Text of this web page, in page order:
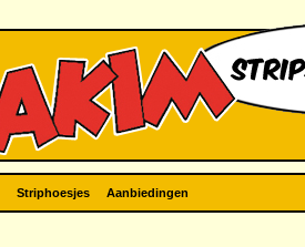
Striphoesjes Aanbiedingen